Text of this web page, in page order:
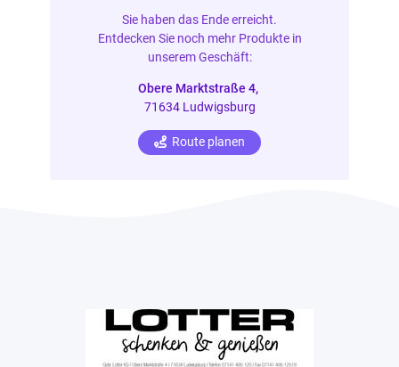
Sie haben das Ende erreicht.
Entdecken Sie noch mehr Produkte in
unserem Geschäft:
Obere Marktstraße 4,
71634 Ludwigsburg
Route planen